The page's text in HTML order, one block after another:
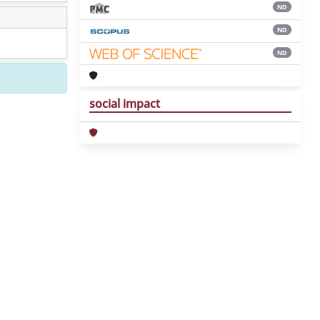
ND
ND
ND
social impact